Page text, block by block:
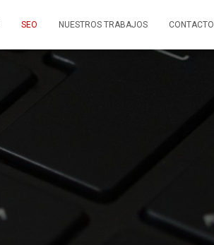
SEO NUESTROS TRABAJOS CONTACTO